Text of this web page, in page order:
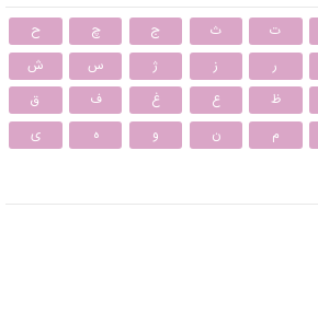
ت ث ج چ
ح
ر ز ژ س
ش
ظ ع غ ف
ق
م ن و ه ی